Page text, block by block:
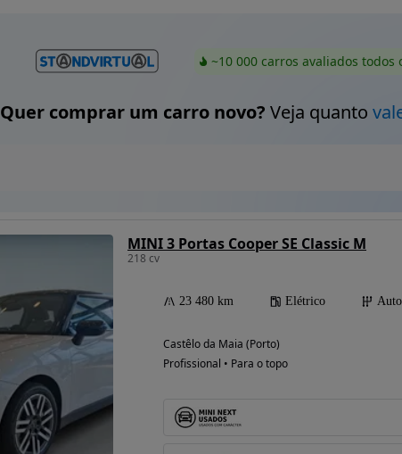
~10 000 carros avaliados todos
Quer comprar um carro novo? Veja quanto
MINI 3 Portas Cooper SE Classic M
218 cv
23 480 km Elétrico
Castêlo da Maia (Porto)
Profissional • Para o topo